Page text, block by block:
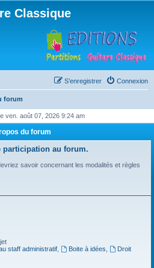
Classique
Connexion
S’enregistrer
forum
ven. août 07, 2026 9:24 am
du forum
participation au forum.
savoir concernant les modalités et règles
staff administratif, Boite à idées
Droit